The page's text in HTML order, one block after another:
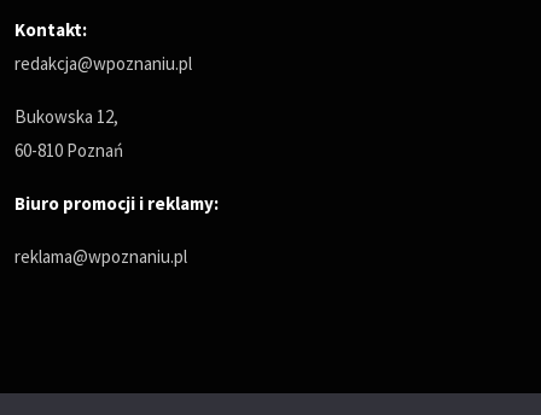
Kontakt:
redakcja@wpoznaniu.pl
Bukowska 12,
60-810 Poznań
Biuro promocji i reklamy:
reklama@wpoznaniu.pl